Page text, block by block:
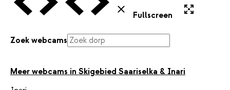
Sluiten
Fullscreen
Zoek webcams
Meer webcams in Skigebied Saariselka & Inari